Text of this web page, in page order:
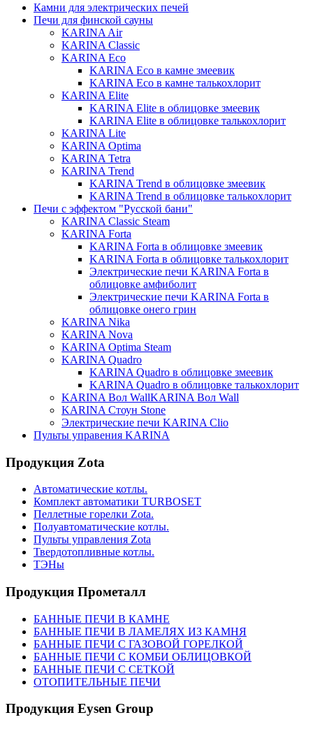
Камни для электрических печей
Печи для финской сауны
KARINA Air
KARINA Classic
KARINA Eco
KARINA Eco в камне змеевик
KARINA Eco в камне талькохлорит
KARINA Elite
KARINA Elite в облицовке змеевик
KARINA Elite в облицовке талькохлорит
KARINA Lite
KARINA Optima
KARINA Tetra
KARINA Trend
KARINA Trend в облицовке змеевик
KARINA Trend в облицовке талькохлорит
Печи с эффектом "Русской бани"
KARINA Classic Steam
KARINA Forta
KARINA Forta в облицовке змеевик
KARINA Forta в облицовке талькохлорит
Электрические печи KARINA Forta в
облицовке амфиболит
Электрические печи KARINA Forta в
облицовке онего грин
KARINA Nika
KARINA Nova
KARINA Optima Steam
KARINA Quadro
KARINA Quadro в облицовке змеевик
KARINA Quadro в облицовке талькохлорит
KARINA Вол WallKARINA Вол Wall
KARINA Стоун Stone
Электрические печи KARINA Clio
Пульты управения KARINA
Продукция Zota
Автоматические котлы.
Комплект автоматики TURBOSET
Пеллетные горелки Zota.
Полуавтоматические котлы.
Пульты управления Zota
Твердотопливные котлы.
ТЭНы
Продукция Прометалл
БАННЫЕ ПЕЧИ В КАМНЕ
БАННЫЕ ПЕЧИ В ЛАМЕЛЯХ ИЗ КАМНЯ
БАННЫЕ ПЕЧИ С ГАЗОВОЙ ГОРЕЛКОЙ
БАННЫЕ ПЕЧИ С КОМБИ ОБЛИЦОВКОЙ
БАННЫЕ ПЕЧИ С СЕТКОЙ
ОТОПИТЕЛЬНЫЕ ПЕЧИ
Продукция Eysen Group